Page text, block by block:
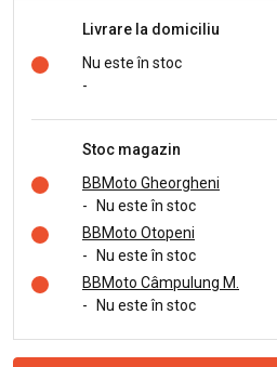
Livrare la domiciliu
Nu este în stoc
-
Stoc magazin
BBMoto Gheorgheni
- Nu este în stoc
BBMoto Otopeni
- Nu este în stoc
BBMoto Câmpulung M.
- Nu este în stoc